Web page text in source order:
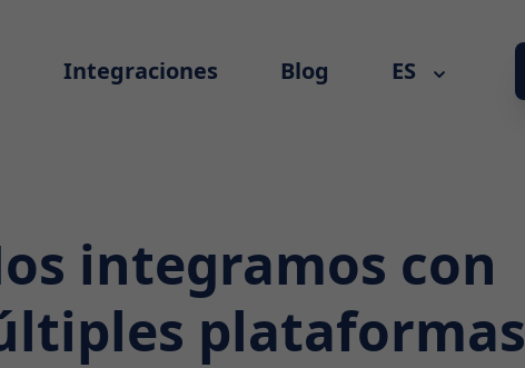
Integraciones Blog ES
integramos con
plataformas